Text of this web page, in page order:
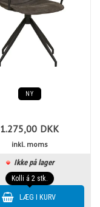
NY
1.275,00 DKK
inkl. moms
Ikke på lager
Kolli á 2 stk.